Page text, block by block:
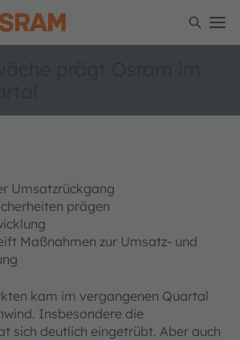
Umsatzrückgang
prägen
Maßnahmen zur Umsatz- und
kam im vergangenen Quartal
Insbesondere die
sich deutlich eingetrübt. Aber auch